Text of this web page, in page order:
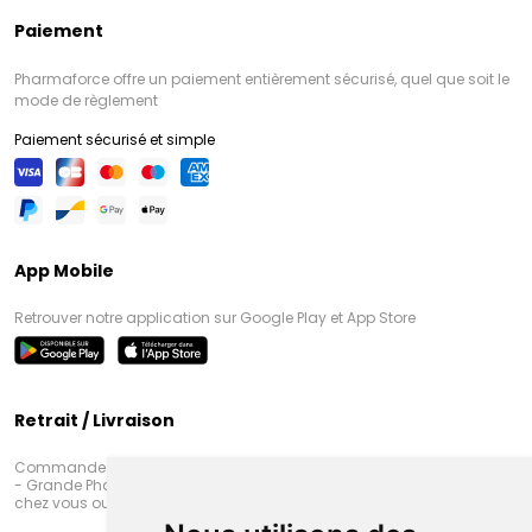
Paiement
Pharmaforce offre un paiement entièrement sécurisé, quel que soit le
mode de règlement
Paiement sécurisé et simple
App Mobile
Retrouver notre application sur Google Play et App Store
Retrait / Livraison
Commandez en ligne et venez chercher votre commande à Amiens
- Grande Pharmacie d’Amiens (Fachon) ou recevez-là rapidement
chez vous ou en point retrait